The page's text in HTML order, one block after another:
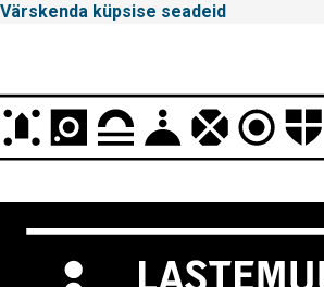
Värskenda küpsise seadeid
Peamenüü